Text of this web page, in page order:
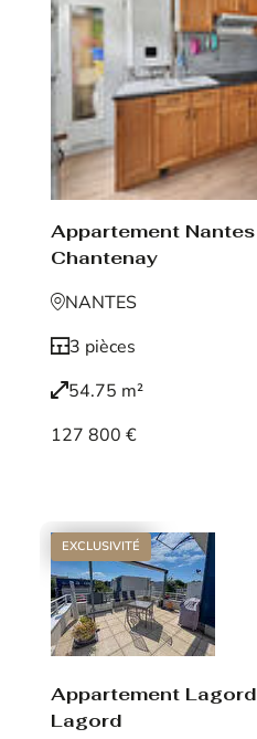
Appartement Nantes
Chantenay
NANTES
3 pièces
54.75 m²
127 800 €
EXCLUSIVITÉ
Appartement Lagord
Lagord